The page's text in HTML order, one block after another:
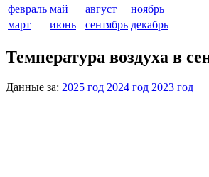
февраль май август
ноябрь
март
июнь сентябрь декабрь
Температура воздуха в
Данные за: 2025 год 2024 год 2023 год